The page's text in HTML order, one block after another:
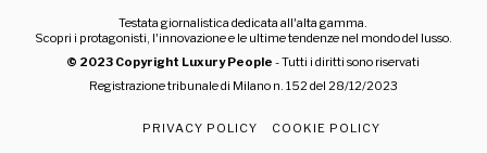
Testata giornalistica dedicata all'alta gamma.
Scopri i protagonisti, l'innovazione e le ultime tendenze nel mondo del lusso.
© 2023 Copyright Luxury People - Tutti i diritti sono riservati
Registrazione tribunale di Milano n. 152 del 28/12/2023
PRIVACY POLICY COOKIE POLICY